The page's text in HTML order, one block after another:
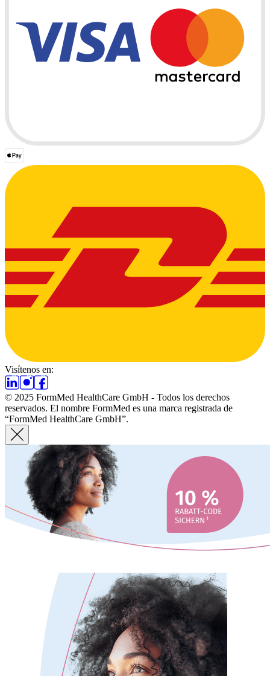
Visítenos en:
© 2025 FormMed HealthCare GmbH - Todos los derechos
reservados. El nombre FormMed es una marca registrada de
“FormMed HealthCare GmbH”.